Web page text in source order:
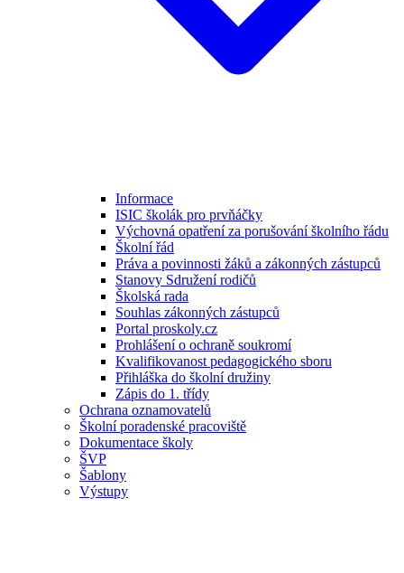
Informace
ISIC školák pro prvňáčky
Výchovná opatření za porušování školního řádu
Školní řád
Práva a povinnosti žáků a zákonných zástupců
Stanovy Sdružení rodičů
Školská rada
Souhlas zákonných zástupců
Portal proskoly.cz
Prohlášení o ochraně soukromí
Kvalifikovanost pedagogického sboru
Přihláška do školní družiny
Zápis do 1. třídy
Ochrana oznamovatelů
Školní poradenské pracoviště
Dokumentace školy
ŠVP
Šablony
Výstupy